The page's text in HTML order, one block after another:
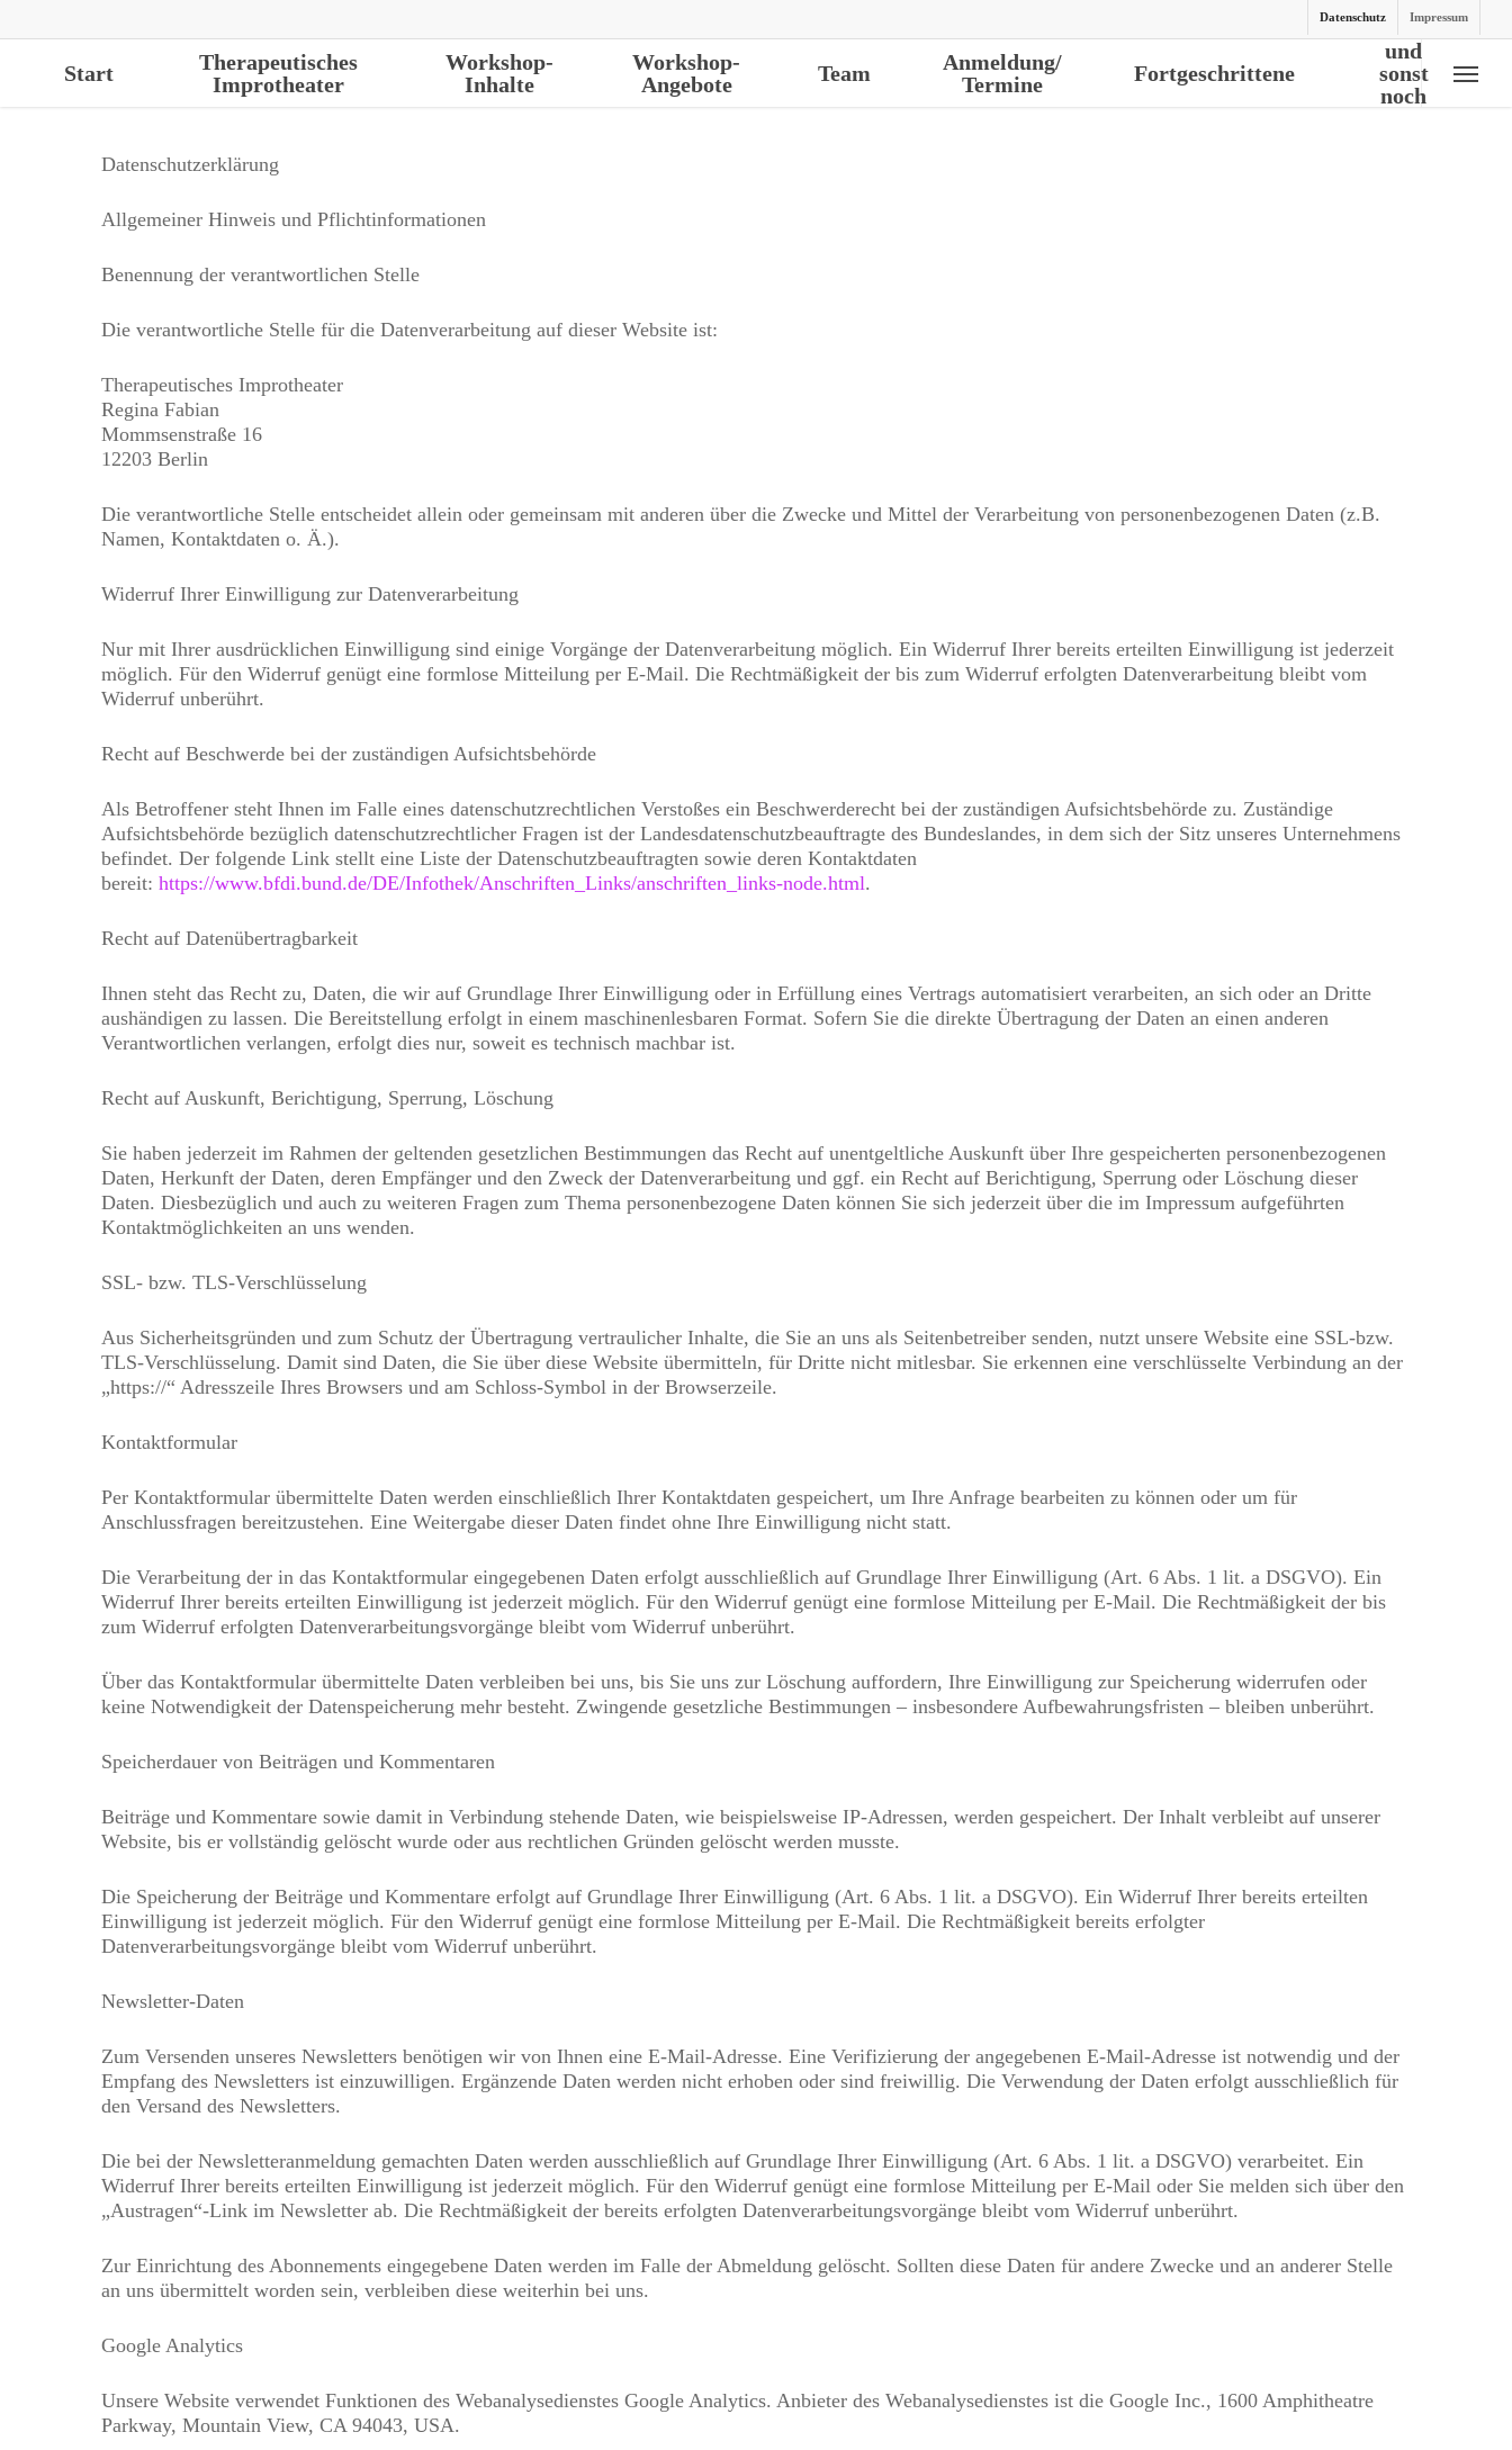
to
Datenschutz Impressum
Start
Therapeutisches
Improtheater
Workshop-
Inhalte
Workshop-
Angebote
Team
Anmeldung/
Termine
Fortgeschrittene
und
sonst
noch
Menu
Datenschutzerklärung
Allgemeiner Hinweis und Pflichtinformationen
Benennung der verantwortlichen Stelle
Die verantwortliche Stelle für die Datenverarbeitung auf dieser Website ist:
Therapeutisches Improtheater
Regina Fabian
Mommsenstraße 16
12203 Berlin
Die verantwortliche Stelle entscheidet allein oder gemeinsam mit anderen über die Zwecke und Mittel der Verarbeitung von personenbezogenen Daten (z.B.
Namen, Kontaktdaten o. Ä.).
Widerruf Ihrer Einwilligung zur Datenverarbeitung
Nur mit Ihrer ausdrücklichen Einwilligung sind einige Vorgänge der Datenverarbeitung möglich. Ein Widerruf Ihrer bereits erteilten Einwilligung ist jederzeit
möglich. Für den Widerruf genügt eine formlose Mitteilung per E-Mail. Die Rechtmäßigkeit der bis zum Widerruf erfolgten Datenverarbeitung bleibt vom
Widerruf unberührt.
Recht auf Beschwerde bei der zuständigen Aufsichtsbehörde
Als Betroffener steht Ihnen im Falle eines datenschutzrechtlichen Verstoßes ein Beschwerderecht bei der zuständigen Aufsichtsbehörde zu. Zuständige
Aufsichtsbehörde bezüglich datenschutzrechtlicher Fragen ist der Landesdatenschutzbeauftragte des Bundeslandes, in dem sich der Sitz unseres Unternehmens
befindet. Der folgende Link stellt eine Liste der Datenschutzbeauftragten sowie deren Kontaktdaten
bereit:https://www.bfdi.bund.de/DE/Infothek/Anschriften_Links/anschriften_links-node.html.
Recht auf Datenübertragbarkeit
Ihnen steht das Recht zu, Daten, die wir auf Grundlage Ihrer Einwilligung oder in Erfüllung eines Vertrags automatisiert verarbeiten, an sich oder an Dritte
aushändigen zu lassen. Die Bereitstellung erfolgt in einem maschinenlesbaren Format. Sofern Sie die direkte Übertragung der Daten an einen anderen
Verantwortlichen verlangen, erfolgt dies nur, soweit es technisch machbar ist.
Recht auf Auskunft, Berichtigung, Sperrung, Löschung
Sie haben jederzeit im Rahmen der geltenden gesetzlichen Bestimmungen das Recht auf unentgeltliche Auskunft über Ihre gespeicherten personenbezogenen
Daten, Herkunft der Daten, deren Empfänger und den Zweck der Datenverarbeitung und ggf. ein Recht auf Berichtigung, Sperrung oder Löschung dieser
Daten. Diesbezüglich und auch zu weiteren Fragen zum Thema personenbezogene Daten können Sie sich jederzeit über die im Impressum aufgeführten
Kontaktmöglichkeiten an uns wenden.
SSL- bzw. TLS-Verschlüsselung
Aus Sicherheitsgründen und zum Schutz der Übertragung vertraulicher Inhalte, die Sie an uns als Seitenbetreiber senden, nutzt unsere Website eine SSL-bzw.
TLS-Verschlüsselung. Damit sind Daten, die Sie über diese Website übermitteln, für Dritte nicht mitlesbar. Sie erkennen eine verschlüsselte Verbindung an der
„https://“ Adresszeile Ihres Browsers und am Schloss-Symbol in der Browserzeile.
Kontaktformular
Per Kontaktformular übermittelte Daten werden einschließlich Ihrer Kontaktdaten gespeichert, um Ihre Anfrage bearbeiten zu können oder um für
Anschlussfragen bereitzustehen. Eine Weitergabe dieser Daten findet ohne Ihre Einwilligung nicht statt.
Die Verarbeitung der in das Kontaktformular eingegebenen Daten erfolgt ausschließlich auf Grundlage Ihrer Einwilligung (Art. 6 Abs. 1 lit. a DSGVO). Ein
Widerruf Ihrer bereits erteilten Einwilligung ist jederzeit möglich. Für den Widerruf genügt eine formlose Mitteilung per E-Mail. Die Rechtmäßigkeit der bis
zum Widerruf erfolgten Datenverarbeitungsvorgänge bleibt vom Widerruf unberührt.
Über das Kontaktformular übermittelte Daten verbleiben bei uns, bis Sie uns zur Löschung auffordern, Ihre Einwilligung zur Speicherung widerrufen oder
keine Notwendigkeit der Datenspeicherung mehr besteht. Zwingende gesetzliche Bestimmungen – insbesondere Aufbewahrungsfristen – bleiben unberührt.
Speicherdauer von Beiträgen und Kommentaren
Beiträge und Kommentare sowie damit in Verbindung stehende Daten, wie beispielsweise IP-Adressen, werden gespeichert. Der Inhalt verbleibt auf unserer
Website, bis er vollständig gelöscht wurde oder aus rechtlichen Gründen gelöscht werden musste.
Die Speicherung der Beiträge und Kommentare erfolgt auf Grundlage Ihrer Einwilligung (Art. 6 Abs. 1 lit. a DSGVO). Ein Widerruf Ihrer bereits erteilten
Einwilligung ist jederzeit möglich. Für den Widerruf genügt eine formlose Mitteilung per E-Mail. Die Rechtmäßigkeit bereits erfolgter
Datenverarbeitungsvorgänge bleibt vom Widerruf unberührt.
Newsletter-Daten
Zum Versenden unseres Newsletters benötigen wir von Ihnen eine E-Mail-Adresse. Eine Verifizierung der angegebenen E-Mail-Adresse ist notwendig und der
Empfang des Newsletters ist einzuwilligen. Ergänzende Daten werden nicht erhoben oder sind freiwillig. Die Verwendung der Daten erfolgt ausschließlich für
den Versand des Newsletters.
Die bei der Newsletteranmeldung gemachten Daten werden ausschließlich auf Grundlage Ihrer Einwilligung (Art. 6 Abs. 1 lit. a DSGVO) verarbeitet. Ein
Widerruf Ihrer bereits erteilten Einwilligung ist jederzeit möglich. Für den Widerruf genügt eine formlose Mitteilung per E-Mail oder Sie melden sich über den
„Austragen“-Link im Newsletter ab. Die Rechtmäßigkeit der bereits erfolgten Datenverarbeitungsvorgänge bleibt vom Widerruf unberührt.
Zur Einrichtung des Abonnements eingegebene Daten werden im Falle der Abmeldung gelöscht. Sollten diese Daten für andere Zwecke und an anderer Stelle
an uns übermittelt worden sein, verbleiben diese weiterhin bei uns.
Google Analytics
Unsere Website verwendet Funktionen des Webanalysedienstes Google Analytics. Anbieter des Webanalysedienstes ist die Google Inc., 1600 Amphitheatre
Parkway, Mountain View, CA 94043, USA.